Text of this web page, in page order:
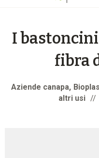
I
fibra
Aziende canapa
altri usi //